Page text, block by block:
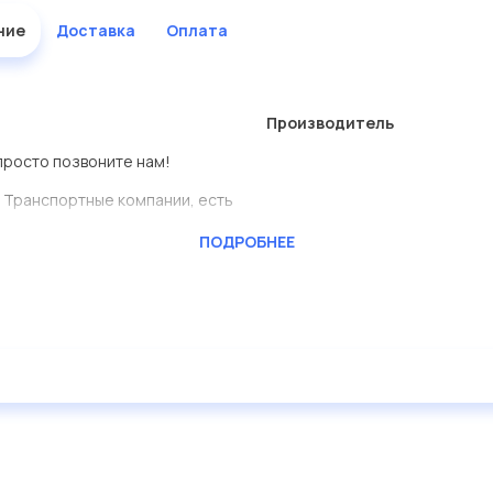
Доставка Оплата
позвоните нам!
компании, есть
с гарантией от
Производитель
ПОДРОБНЕЕ